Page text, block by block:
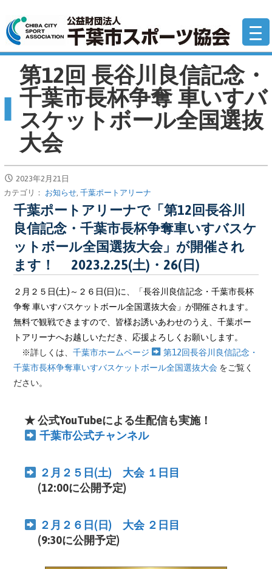
テ
ン
移
公
第12回 長谷川良信記念・
千葉市長杯争奪 車いすバ
スケットボール全国選抜
大会
2023年2月21日
カテゴリ： お知らせ,千葉ポートアリーナ
千葉ポートアリーナで「第12回長谷川
良信記念・千葉市長杯争奪車いすバスケ
ットボール全国選抜大会」が開催され
ます！ 2023.2.25(土)・26(日)
２月２５ 日(土)～２６日(日)に、「長谷川良信記念・千葉市長杯
争奪 車いすバスケットボール全国選抜大会」が開催されます。
無料で観戦できますので、 皆様お誘いあわせのうえ、千葉ポー
トアリーナへお越しいただき、応援よろしくお願いします。
※詳しくは、千葉市ホームページ
第12回長谷川良信記念・
千葉市長杯争奪車いすバスケットボール全国選抜大会 をご覧く
ださい。
★ 公式YouTubeによる生配信も実施！
千葉市公式チャンネル
２月２５日(土) 大会 １日目
(12:00に公開予定)
２月２６日(日) 大会 ２日目
(9:30に公開予定)